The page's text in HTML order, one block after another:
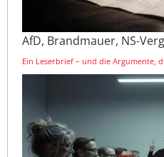
AfD, Brandmauer, NS-
Ein Leserbrief – und die Argumente,